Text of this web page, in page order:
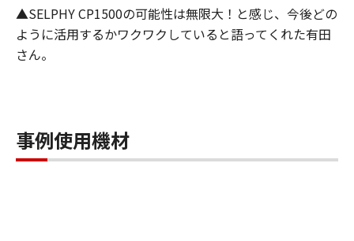
▲SELPHY CP1500の可能性は無限大！と感じ、今後どの
ように活用するかワクワクしていると語ってくれた有田
さん。
事例使用機材